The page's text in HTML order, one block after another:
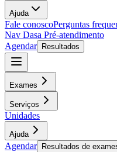
Ajuda
Fale conoscoPerguntas
Nav Dasa Pré-atendimento
Agendar
Resultados
Exames
Serviços
Unidades
Ajuda
Agendar Resultados de